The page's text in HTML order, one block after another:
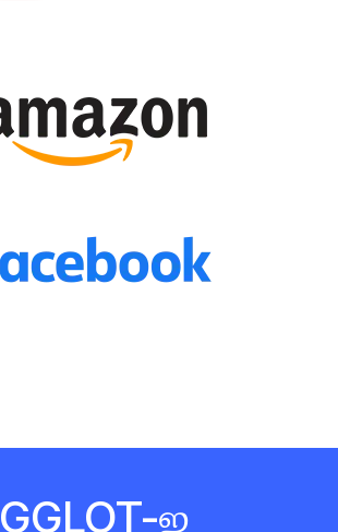
GGLOT-ஐ